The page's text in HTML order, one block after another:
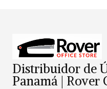
Distribuidor de
Panamá | Rover